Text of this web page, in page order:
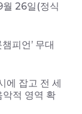
월 26일(정식
피언’ 무대
에 잡고 전 세
악적 영역 확